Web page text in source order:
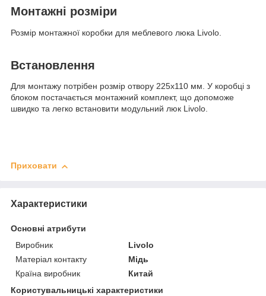
Монтажні розміри
Розмір монтажної коробки для меблевого люка Livolo.
Встановлення
Для монтажу потрібен розмір отвору 225х110 мм. У коробці з
блоком постачається монтажний комплект, що допоможе
швидко та легко встановити модульний люк Livolo.
Приховати
Характеристики
Основні атрибути
Виробник
Livolo
Матеріал контакту
Мідь
Країна виробник
Китай
Користувальницькі характеристики